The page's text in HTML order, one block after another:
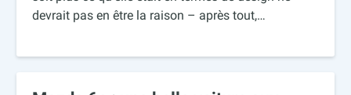
devrait pas en être la raison – après tout,…